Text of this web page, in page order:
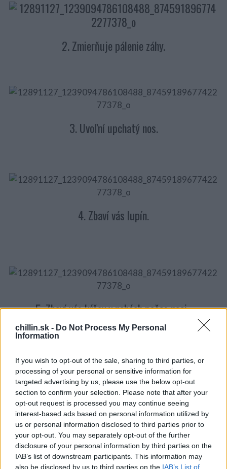
chillin.sk - Do Not Process My Personal
Information
If you wish to opt-out of the sale, sharing to third parties, or
processing of your personal or sensitive information for
targeted advertising by us, please use the below opt-out
section to confirm your selection. Please note that after your
opt-out request is processed you may continue seeing
interest-based ads based on personal information utilized by
us or personal information disclosed to third parties prior to
your opt-out. You may separately opt-out of the further
disclosure of your personal information by third parties on the
IAB’s list of downstream participants. This information may
also be disclosed by us to third parties on the IAB’s List of
2. Zmierňuje pálenie záhy.
3. Uvoľní upchatý nos.
4. Zbaví vás lupín.
5. Zbaví vás kŕčov v nohách počas noci.
Ak vás trápia kŕče dolných končatín, telo vám
octu s lyžičkou medu a pohárom teplej vody. Po jej
vypití kŕče ustúpia.
6. Zatočí so svrbivou pokožkou.
e
r
f
o
r